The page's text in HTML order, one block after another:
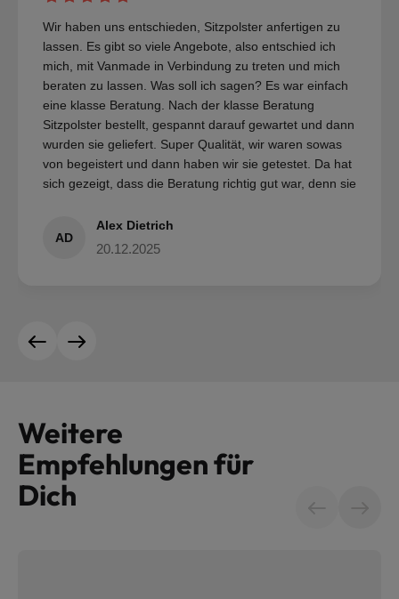
Wir haben uns entschieden, Sitzpolster anfertigen zu
lassen. Es gibt so viele Angebote, also entschied ich
mich, mit Vanmade in Verbindung zu treten und mich
beraten zu lassen. Was soll ich sagen? Es war einfach
eine klasse Beratung. Nach der klasse Beratung
Sitzpolster bestellt, gespannt darauf gewartet und dann
wurden sie geliefert. Super Qualität, wir waren sowas
von begeistert und dann haben wir sie getestet. Da hat
sich gezeigt, dass die Beratung richtig gut war, denn sie
nächsten Urlaub. Ich kann Vanmade nur empfehlen
und wir würden jederzeit da wieder etwas anfertigen
AD
Alex Dietrich
20.12.2025
Weitere
Empfehlungen für
Dich